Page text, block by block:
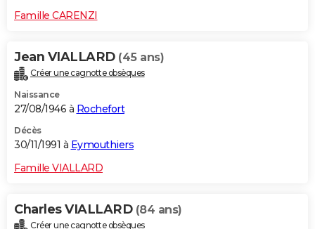
Famille CARENZI
Jean VIALLARD (45 ans)
Créer une cagnotte obsèques
Naissance
27/08/1946 à Rochefort
Décès
30/11/1991 à Eymouthiers
Famille VIALLARD
Charles VIALLARD (84 ans)
Créer une cagnotte obsèques